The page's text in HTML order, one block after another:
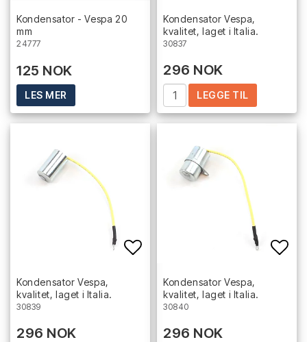
Add to list of favorites
Kondensator - Vespa 20
mm
24777
125 NOK
LES MER
Kondensator Vespa,
kvalitet, laget i Italia.
30837
296 NOK
LEGGE TIL
Add to list of favorites
Kondensator Vespa,
kvalitet, laget i Italia.
30839
296 NOK
Kondensator Vespa,
kvalitet, laget i Italia.
30840
296 NOK